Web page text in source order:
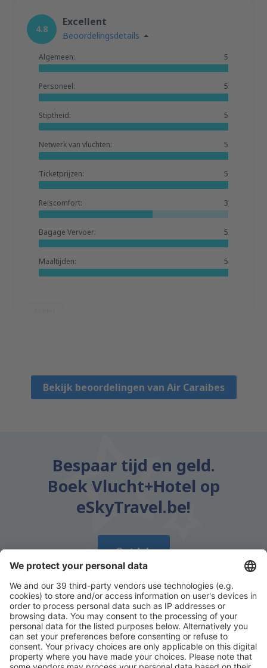
4.8
Excellent
Beoordelingsdetails
Algemeen: 5
Personeel: 5
Stiptheid: 5
Netwerk van vluchten: 5
Ticketprijzen: 5
Reiscomfort: 3
Bagage Vervoer: 5
Maaltijden: 5
Bekijk beoordelingen van Air Caraibes
Bespaar tijd en geld.
Boek Vlucht+Hotel op
eSkyTravel.be!
Ontdek